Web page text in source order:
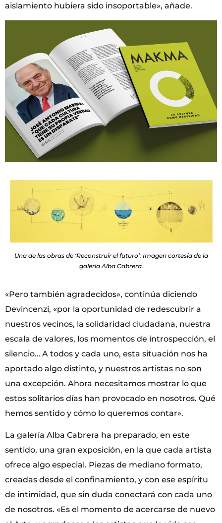
aislamiento hubiera sido insoportable», añade.
Una de las obras de ‘Reconstruir el futuro’. Imagen cortesía de la
galería Alba Cabrera.
«Pero también agradecidos», continúa diciendo
Devincenzi, «por la oportunidad de redescubrir a
nuestros vecinos, la solidaridad ciudadana, nuestra
escala de valores, los momentos de introspección, el
silencio… A todos y cada uno, esta situación nos ha
aportado algo distinto, y nuestros artistas no son
una excepción. Ahora necesitamos mostrar lo que
estos solitarios días han provocado en nosotros. Qué
hemos sentido y cómo lo queremos contar».
La galería Alba Cabrera ha preparado, en este
sentido, una gran exposición, en la que cada artista
ofrece algo especial. Piezas de mediano formato,
creadas desde el confinamiento, y con ese espíritu
de intimidad, que sin duda conectará con cada uno
de nosotros. «Es el momento de acercarse de nuevo